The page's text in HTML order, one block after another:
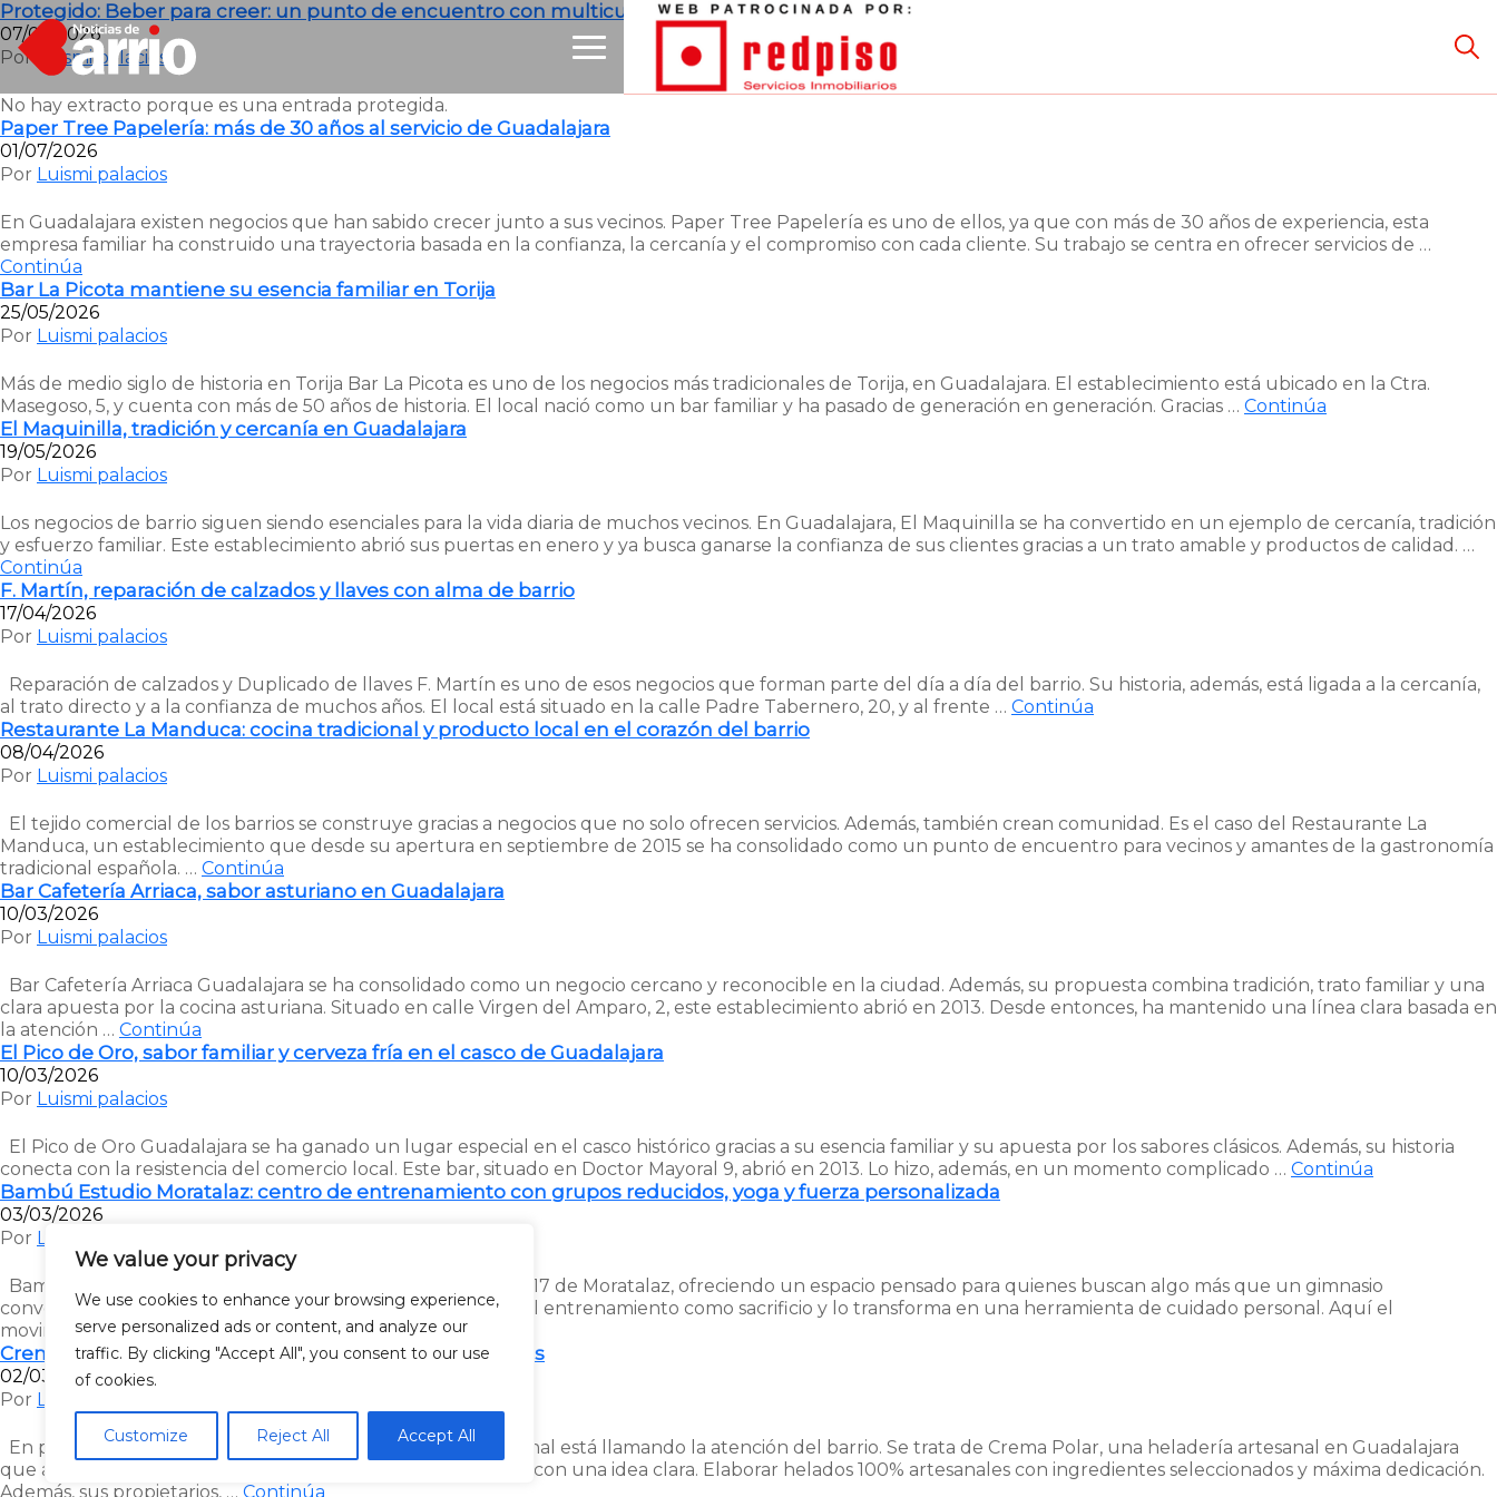
We value your privacy
We use cookies to enhance your browsing experience,
serve personalized ads or content, and analyze our
traffic. By clicking "Accept All", you consent to our use
of cookies.
Customize Reject All Accept All
Protegido: Beber para creer: un punto de encuentro con multiculturalidad
07/07/2026
Por
Luismi palacios
No hay extracto porque es una entrada protegida.
Paper Tree Papelería: más de 30 años al servicio de Guadalajara
01/07/2026
Por Luismi palacios
En Guadalajara existen negocios que han sabido crecer junto a sus vecinos. Paper Tree Papelería es uno de ellos, ya que con más de 30 años de experiencia, esta
empresa familiar ha construido una trayectoria basada en la confianza, la cercanía y el compromiso con cada cliente. Su trabajo se centra en ofrecer servicios de …
Continúa
Bar La Picota mantiene su esencia familiar en Torija
25/05/2026
Por Luismi palacios
Más de medio siglo de historia en Torija Bar La Picota es uno de los negocios más tradicionales de Torija, en Guadalajara. El establecimiento está ubicado en la Ctra.
Masegoso, 5, y cuenta con más de 50 años de historia. El local nació como un bar familiar y ha pasado de generación en generación. Gracias … Continúa
El Maquinilla, tradición y cercanía en Guadalajara
19/05/2026
Por Luismi palacios
Los negocios de barrio siguen siendo esenciales para la vida diaria de muchos vecinos. En Guadalajara, El Maquinilla se ha convertido en un ejemplo de cercanía, tradición
y esfuerzo familiar. Este establecimiento abrió sus puertas en enero y ya busca ganarse la confianza de sus clientes gracias a un trato amable y productos de calidad. …
Continúa
F. Martín, reparación de calzados y llaves con alma de barrio
17/04/2026
Por Luismi palacios
Reparación de calzados y Duplicado de llaves F. Martín es uno de esos negocios que forman parte del día a día del barrio. Su historia, además, está ligada a la cercanía,
al trato directo y a la confianza de muchos años. El local está situado en la calle Padre Tabernero, 20, y al frente … Continúa
Restaurante La Manduca: cocina tradicional y producto local en el corazón del barrio
08/04/2026
Por Luismi palacios
El tejido comercial de los barrios se construye gracias a negocios que no solo ofrecen servicios. Además, también crean comunidad. Es el caso del Restaurante La
Manduca, un establecimiento que desde su apertura en septiembre de 2015 se ha consolidado como un punto de encuentro para vecinos y amantes de la gastronomía
tradicional española. … Continúa
Bar Cafetería Arriaca, sabor asturiano en Guadalajara
10/03/2026
Por Luismi palacios
Bar Cafetería Arriaca Guadalajara se ha consolidado como un negocio cercano y reconocible en la ciudad. Además, su propuesta combina tradición, trato familiar y una
clara apuesta por la cocina asturiana. Situado en calle Virgen del Amparo, 2, este establecimiento abrió en 2013. Desde entonces, ha mantenido una línea clara basada en
la atención … Continúa
El Pico de Oro, sabor familiar y cerveza fría en el casco de Guadalajara
10/03/2026
Por Luismi palacios
El Pico de Oro Guadalajara se ha ganado un lugar especial en el casco histórico gracias a su esencia familiar y su apuesta por los sabores clásicos. Además, su historia
conecta con la resistencia del comercio local. Este bar, situado en Doctor Mayoral 9, abrió en 2013. Lo hizo, además, en un momento complicado … Continúa
Bambú Estudio Moratalaz: centro de entrenamiento con grupos reducidos, yoga y fuerza personalizada
03/03/2026
Por Luismi palacios
Bambú Estudio ya ha abierto sus puertas en la calle Fobos 17 de Moratalaz, ofreciendo un espacio pensado para quienes buscan algo más que un gimnasio
convencional. La propuesta rompe con la idea tradicional del entrenamiento como sacrificio y lo transforma en una herramienta de cuidado personal. Aquí el
movimiento se entiende como salud, …Continúa
Crema Polar, heladería artesanal con más de 40 sabores
02/03/2026
Por Luismi palacios
En pleno Paseo San Roque 6, una nueva propuesta artesanal está llamando la atención del barrio. Se trata de Crema Polar, una heladería artesanal en Guadalajara
que apuesta por la calidad. Desde el inicio, el proyecto nace con una idea clara. Elaborar helados 100% artesanales con ingredientes seleccionados y máxima dedicación.
Además, sus propietarios, … Continúa